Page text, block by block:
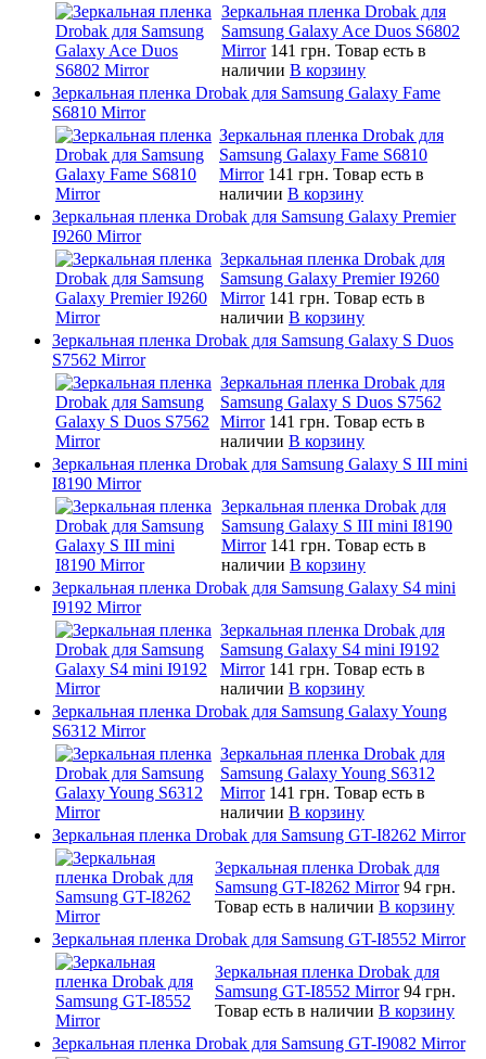
Зеркальная пленка Drobak для
Samsung Galaxy Ace Duos S6802
Mirror 141 грн. Товар есть в
наличии В корзину
Зеркальная пленка Drobak для Samsung Galaxy Fame
S6810 Mirror
Зеркальная пленка Drobak для
Samsung Galaxy Fame S6810
Mirror 141 грн. Товар есть в
наличии В корзину
Зеркальная пленка Drobak для Samsung Galaxy Premier
I9260 Mirror
Зеркальная пленка Drobak для
Samsung Galaxy Premier I9260
Mirror 141 грн. Товар есть в
наличии В корзину
Зеркальная пленка Drobak для Samsung Galaxy S Duos
S7562 Mirror
Зеркальная пленка Drobak для
Samsung Galaxy S Duos S7562
Mirror 141 грн. Товар есть в
наличии В корзину
Зеркальная пленка Drobak для Samsung Galaxy S III mini
I8190 Mirror
Зеркальная пленка Drobak для
Samsung Galaxy S III mini I8190
Mirror 141 грн. Товар есть в
наличии В корзину
Зеркальная пленка Drobak для Samsung Galaxy S4 mini
I9192 Mirror
Зеркальная пленка Drobak для
Samsung Galaxy S4 mini I9192
Mirror 141 грн. Товар есть в
наличии В корзину
Зеркальная пленка Drobak для Samsung Galaxy Young
S6312 Mirror
Зеркальная пленка Drobak для
Samsung Galaxy Young S6312
Mirror 141 грн. Товар есть в
наличии В корзину
Зеркальная пленка Drobak для Samsung GT-I8262 Mirror
Зеркальная пленка Drobak для
Samsung GT-I8262 Mirror 94 грн.
Товар есть в наличии В корзину
Зеркальная пленка Drobak для Samsung GT-I8552 Mirror
Зеркальная пленка Drobak для
Samsung GT-I8552 Mirror 94 грн.
Товар есть в наличии В корзину
Зеркальная пленка Drobak для Samsung GT-I9082 Mirror